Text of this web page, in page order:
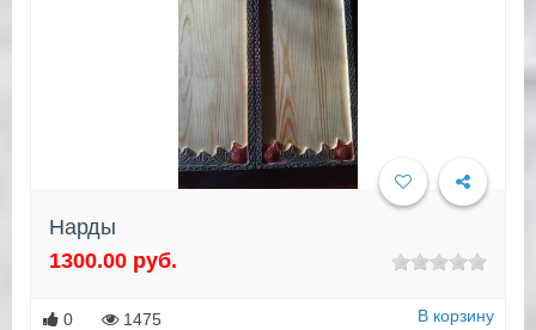
Нарды
1300.00 руб.
0 1475 В корзину